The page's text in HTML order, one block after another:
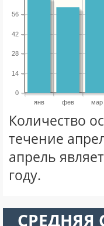
янв фев мар
0
14
28
42
56
Количество
течение
апрель
году.
СРЕДНЯЯ